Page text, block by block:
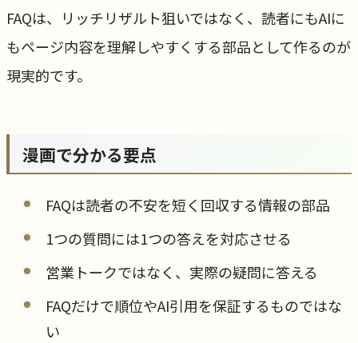
FAQは、リッチリザルト狙いではなく、読者にもAIに
もページ内容を理解しやすくする部品として作るのが
現実的です。
漫画で分かる要点
FAQは読者の不安を短く回収する情報の部品
1つの質問には1つの答えを対応させる
営業トークではなく、実際の疑問に答える
FAQだけで順位やAI引用を保証するものではな
い